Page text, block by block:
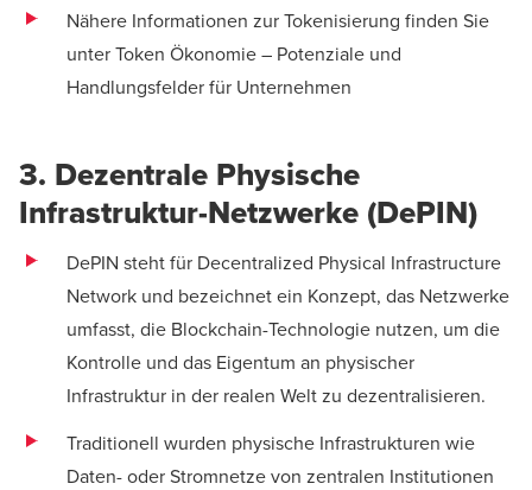
Nähere Informationen zur Tokenisierung finden Sie
unterToken Ökonomie – Potenziale und
Handlungsfelder für Unternehmen
3. Dezentrale Physische
Infrastruktur-Netzwerke (DePIN)
DePIN steht für Decentralized Physical Infrastructure
Network und bezeichnet ein Konzept, das Netzwerke
umfasst, die Blockchain-Technologie nutzen, um die
Kontrolle und das Eigentum an physischer
Infrastruktur in der realen Welt zu dezentralisieren.
Traditionell wurden physische Infrastrukturen wie
Daten- oder Stromnetze von zentralen Institutionen